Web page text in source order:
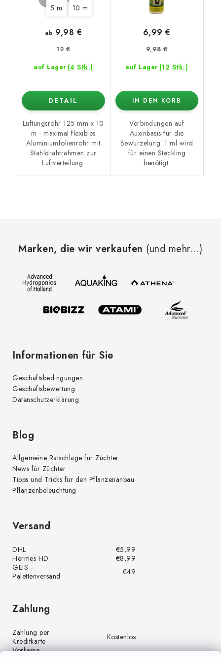
5 m 10 m
auf Lager (4 Stk.)
ab 9,98 €
12 €
DETAIL
Lüftungsrohr 125 mm x 10
m - maximal flexibles
Aluminiumfolienrohr mit
Stahldrahtrahmen zur
Luftverteilung.
auf Lager (12 Stk.)
6,99 €
9,98 €
IN DEN KORB
Verbindungen auf
Auxinbasis für die
Bewurzelung. 1 ml wird
für einen Steckling
benötigt.
Marken, die wir verkaufen (und mehr...)
Informationen für Sie
Geschäftsbedingungen
Geschäftsbewertung
Datenschutzerklärung
Blog
Allgemeine Ratschläge für Züchter
News für Züchter
Tipps und Tricks für den Pflanzenanbau
Pflanzenbeleuchtung
Versand
DHL
€5,99
Hermes HD
€8,99
GEIS -
Palettenversand
€49
Zahlung
Zahlung per
Kreditkarte
Kostenlos
Vorkasse